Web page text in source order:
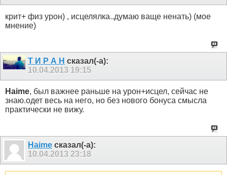
крит+ физ урон) , исцелялка..думаю ваще ненать) (мое
мнение)
Т И Р А Н сказал(-а):
10.04.2013 19:15
Haime, был важнее раньше на урон+исцел, сейчас не
знаю.одет весь на него, но без нового бонуса смысла
практически не вижу.
Haime сказал(-а):
10.04.2013 23:18